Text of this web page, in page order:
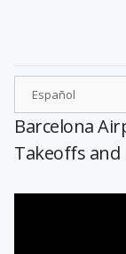
Barcelona
Takeoffs and